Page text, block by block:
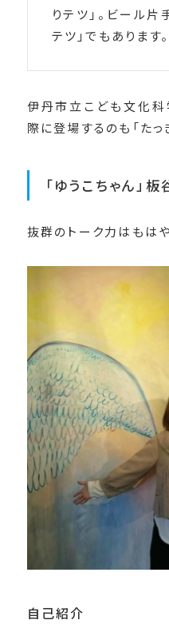
りテツ」。ビール
テツ」でもあります。
伊丹市立こども文化
際に登場するのも「たっ
「ゆうこちゃん」
抜群のトーク力はもはや
自己紹介